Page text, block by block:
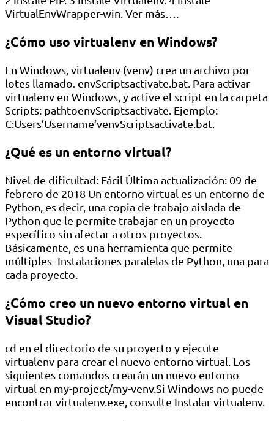
VirtualEnvWrapper-win. Ver más….
¿Cómo uso virtualenv en Windows?
En Windows, virtualenv (venv) crea un archivo por
lotes llamado. envScriptsactivate.bat. Para activar
virtualenv en Windows, y active el script en la carpeta
Scripts: pathtoenvScriptsactivate. Ejemplo:
C:Users’Username’venvScriptsactivate.bat.
¿Qué es un entorno virtual?
Nivel de dificultad: Fácil Última actualización: 09 de
febrero de 2018 Un entorno virtual es un entorno de
Python, es decir, una copia de trabajo aislada de
Python que le permite trabajar en un proyecto
específico sin afectar a otros proyectos.
Básicamente, es una herramienta que permite
múltiples -Instalaciones paralelas de Python, una para
cada proyecto.
¿Cómo creo un nuevo entorno virtual en
Visual Studio?
cd en el directorio de su proyecto y ejecute
virtualenv para crear el nuevo entorno virtual. Los
siguientes comandos crearán un nuevo entorno
virtual en my-project/my-venv.Si Windows no puede
encontrar virtualenv.exe, consulte Instalar virtualenv.